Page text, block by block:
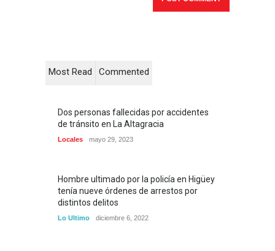
Most Read Commented
Dos personas fallecidas por accidentes
de tránsito en La Altagracia
Locales mayo 29, 2023
Hombre ultimado por la policía en Higüey
tenía nueve órdenes de arrestos por
distintos delitos
Lo Ultimo diciembre 6, 2022